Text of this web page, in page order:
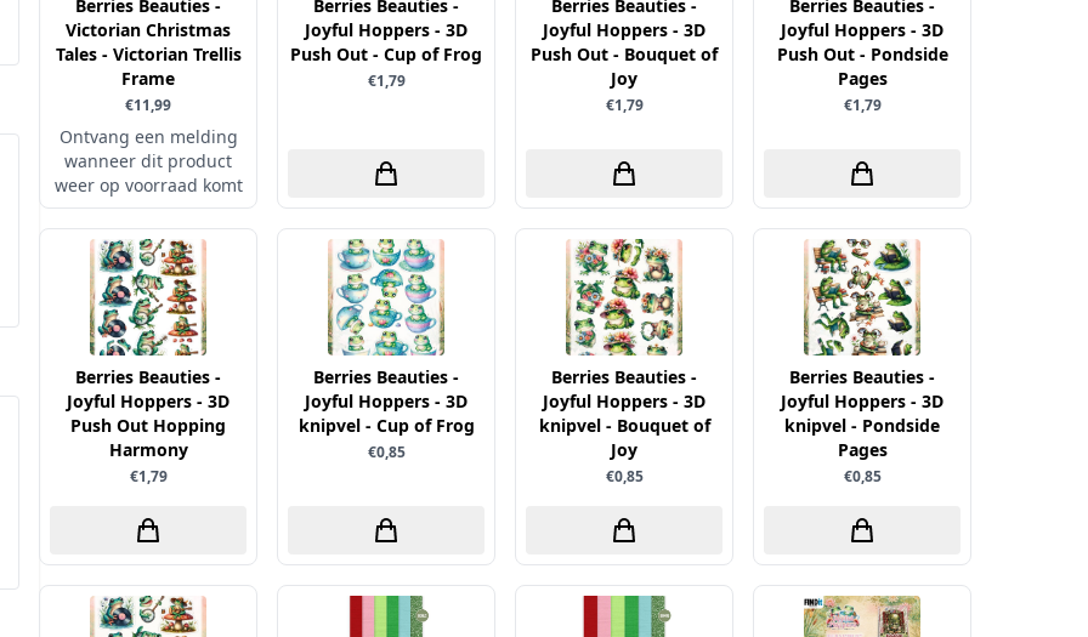
Berries Beauties -
Victorian Christmas
Tales - Victorian Trellis
Frame
€11,99
Ontvang een melding
wanneer dit product
weer op voorraad komt
Berries Beauties -
Joyful Hoppers - 3D
Push Out - Cup of Frog
€1,79
Berries Beauties -
Joyful Hoppers - 3D
Push Out - Bouquet of
Joy
€1,79
Berries Beauties -
Joyful Hoppers - 3D
Push Out - Pondside
Pages
€1,79
Berries Beauties -
Joyful Hoppers - 3D
Push Out Hopping
Harmony
€1,79
Berries Beauties -
Joyful Hoppers - 3D
knipvel - Cup of Frog
€0,85
Berries Beauties -
Joyful Hoppers - 3D
knipvel - Bouquet of
Joy
€0,85
Berries Beauties -
Joyful Hoppers - 3D
knipvel - Pondside
Pages
€0,85